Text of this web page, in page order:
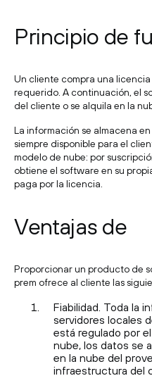
Principio de
Un cliente compra una
requerido. A continuación, el
del cliente o se alquila en la
La información se almacena
siempre disponible para el
modelo de nube: por
obtiene el software en su
paga por la licencia.
Ventajas de
Proporcionar un producto de
prem ofrece al cliente las
Fiabilidad. Toda la
servidores locales
está regulado por
nube, los datos se
en la nube del
infraestructura del